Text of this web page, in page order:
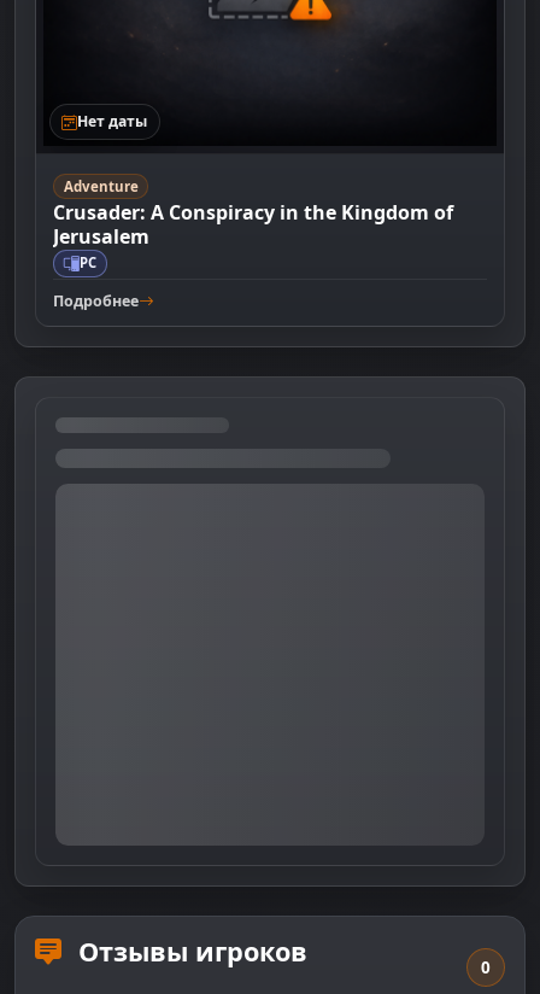
Нет даты
Adventure
Crusader: A Conspiracy in the Kingdom of
Jerusalem
PC
Подробнее
Отзывы игроков 0